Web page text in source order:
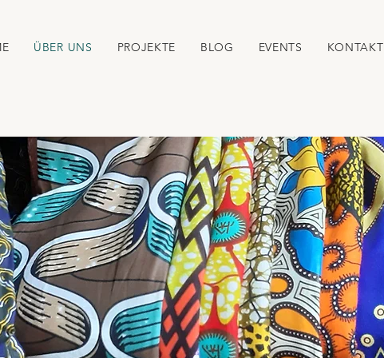
ÜBER UNS PROJEKTE BLOG EVENTS KONTAKT